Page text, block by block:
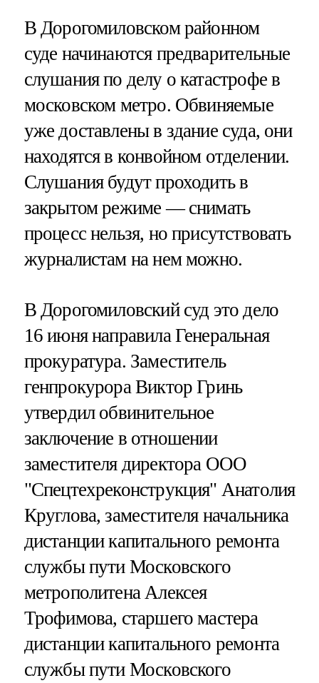
В Дорогомиловском районном
суде начинаются предварительные
слушания по делу о катастрофе в
московском метро. Обвиняемые
уже доставлены в здание суда, они
находятся в конвойном отделении.
Слушания будут проходить в
закрытом режиме — снимать
процесс нельзя, но присутствовать
журналистам на нем можно.
В Дорогомиловский суд это дело
16 июня направила Генеральная
прокуратура. Заместитель
генпрокурора Виктор Гринь
утвердил обвинительное
заключение в отношении
заместителя директора ООО
"Спецтехреконструкция" Анатолия
Круглова, заместителя начальника
дистанции капитального ремонта
службы пути Московского
метрополитена Алексея
Трофимова, старшего мастера
дистанции капитального ремонта
службы пути Московского